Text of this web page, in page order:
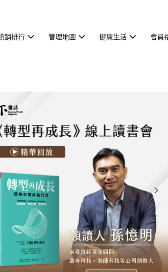
銷排行 管理地圖 健康生活 會員